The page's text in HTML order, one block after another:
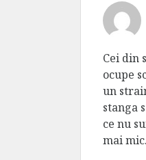
Cei din
ocupe
un
stanga
ce nu
mai